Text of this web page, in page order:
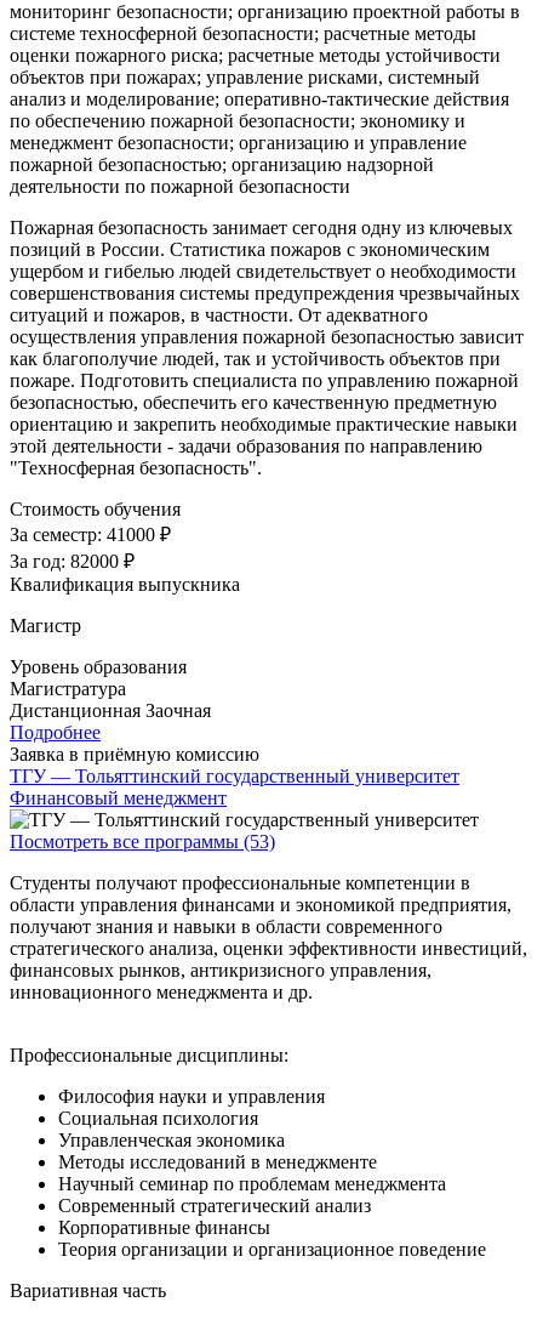
мониторинг безопасности; организацию проектной работы в
системе техносферной безопасности; расчетные методы
оценки пожарного риска; расчетные методы устойчивости
объектов при пожарах; управление рисками, системный
анализ и моделирование; оперативно-тактические действия
по обеспечению пожарной безопасности; экономику и
менеджмент безопасности; организацию и управление
пожарной безопасностью; организацию надзорной
деятельности по пожарной безопасности
Пожарная безопасность занимает сегодня одну из ключевых
позиций в России. Статистика пожаров с экономическим
ущербом и гибелью людей свидетельствует о необходимости
совершенствования системы предупреждения чрезвычайных
ситуаций и пожаров, в частности. От адекватного
осуществления управления пожарной безопасностью зависит
как благополучие людей, так и устойчивость объектов при
пожаре. Подготовить специалиста по управлению пожарной
безопасностью, обеспечить его качественную предметную
ориентацию и закрепить необходимые практические навыки
этой деятельности - задачи образования по направлению
"Техносферная безопасность".
Стоимость обучения
За семестр: 41000 ₽
За год: 82000 ₽
Квалификация выпускника
Магистр
Уровень образования
Магистратура
Дистанционная Заочная
Подробнее
Заявка в приёмную комиссию
ТГУ — Тольяттинский государственный университет
Финансовый менеджмент
Посмотреть все программы (53)
Студенты получают профессиональные компетенции в
области управления финансами и экономикой предприятия,
получают знания и навыки в области современного
стратегического анализа, оценки эффективности инвестиций,
финансовых рынков, антикризисного управления,
инновационного менеджмента и др.
Профессиональные дисциплины:
Философия науки и управления
Социальная психология
Управленческая экономика
Методы исследований в менеджменте
Научный семинар по проблемам менеджмента
Современный стратегический анализ
Корпоративные финансы
Теория организации и организационное поведение
Вариативная часть